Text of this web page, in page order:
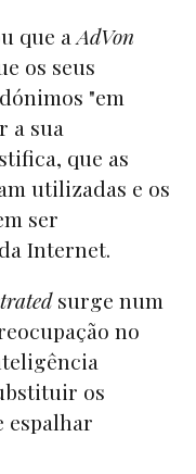
que aAdVon
os seus
"em
a sua
que as
utilizadas e os
ser
Internet.
surge num
no
os
espalhar